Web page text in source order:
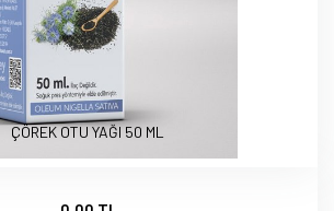
ÇÖREK OTU YAĞI 50 ML